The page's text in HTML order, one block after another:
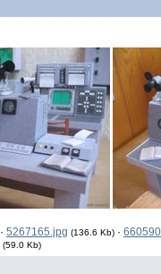
· 5267165.jpg (136.6 Kb) ·
(59.0 Kb)